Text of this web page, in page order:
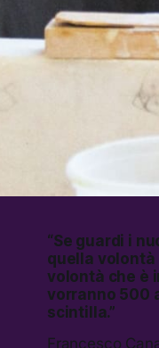
“Se guardi i
quella volontà
volontà che è
vorranno 500
scintilla.”
Francesco